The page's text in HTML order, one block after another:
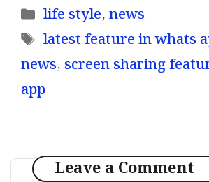
Categories
life style,news
Tags
latest feature in whats
news,screen sharing
app
Leave a Comment